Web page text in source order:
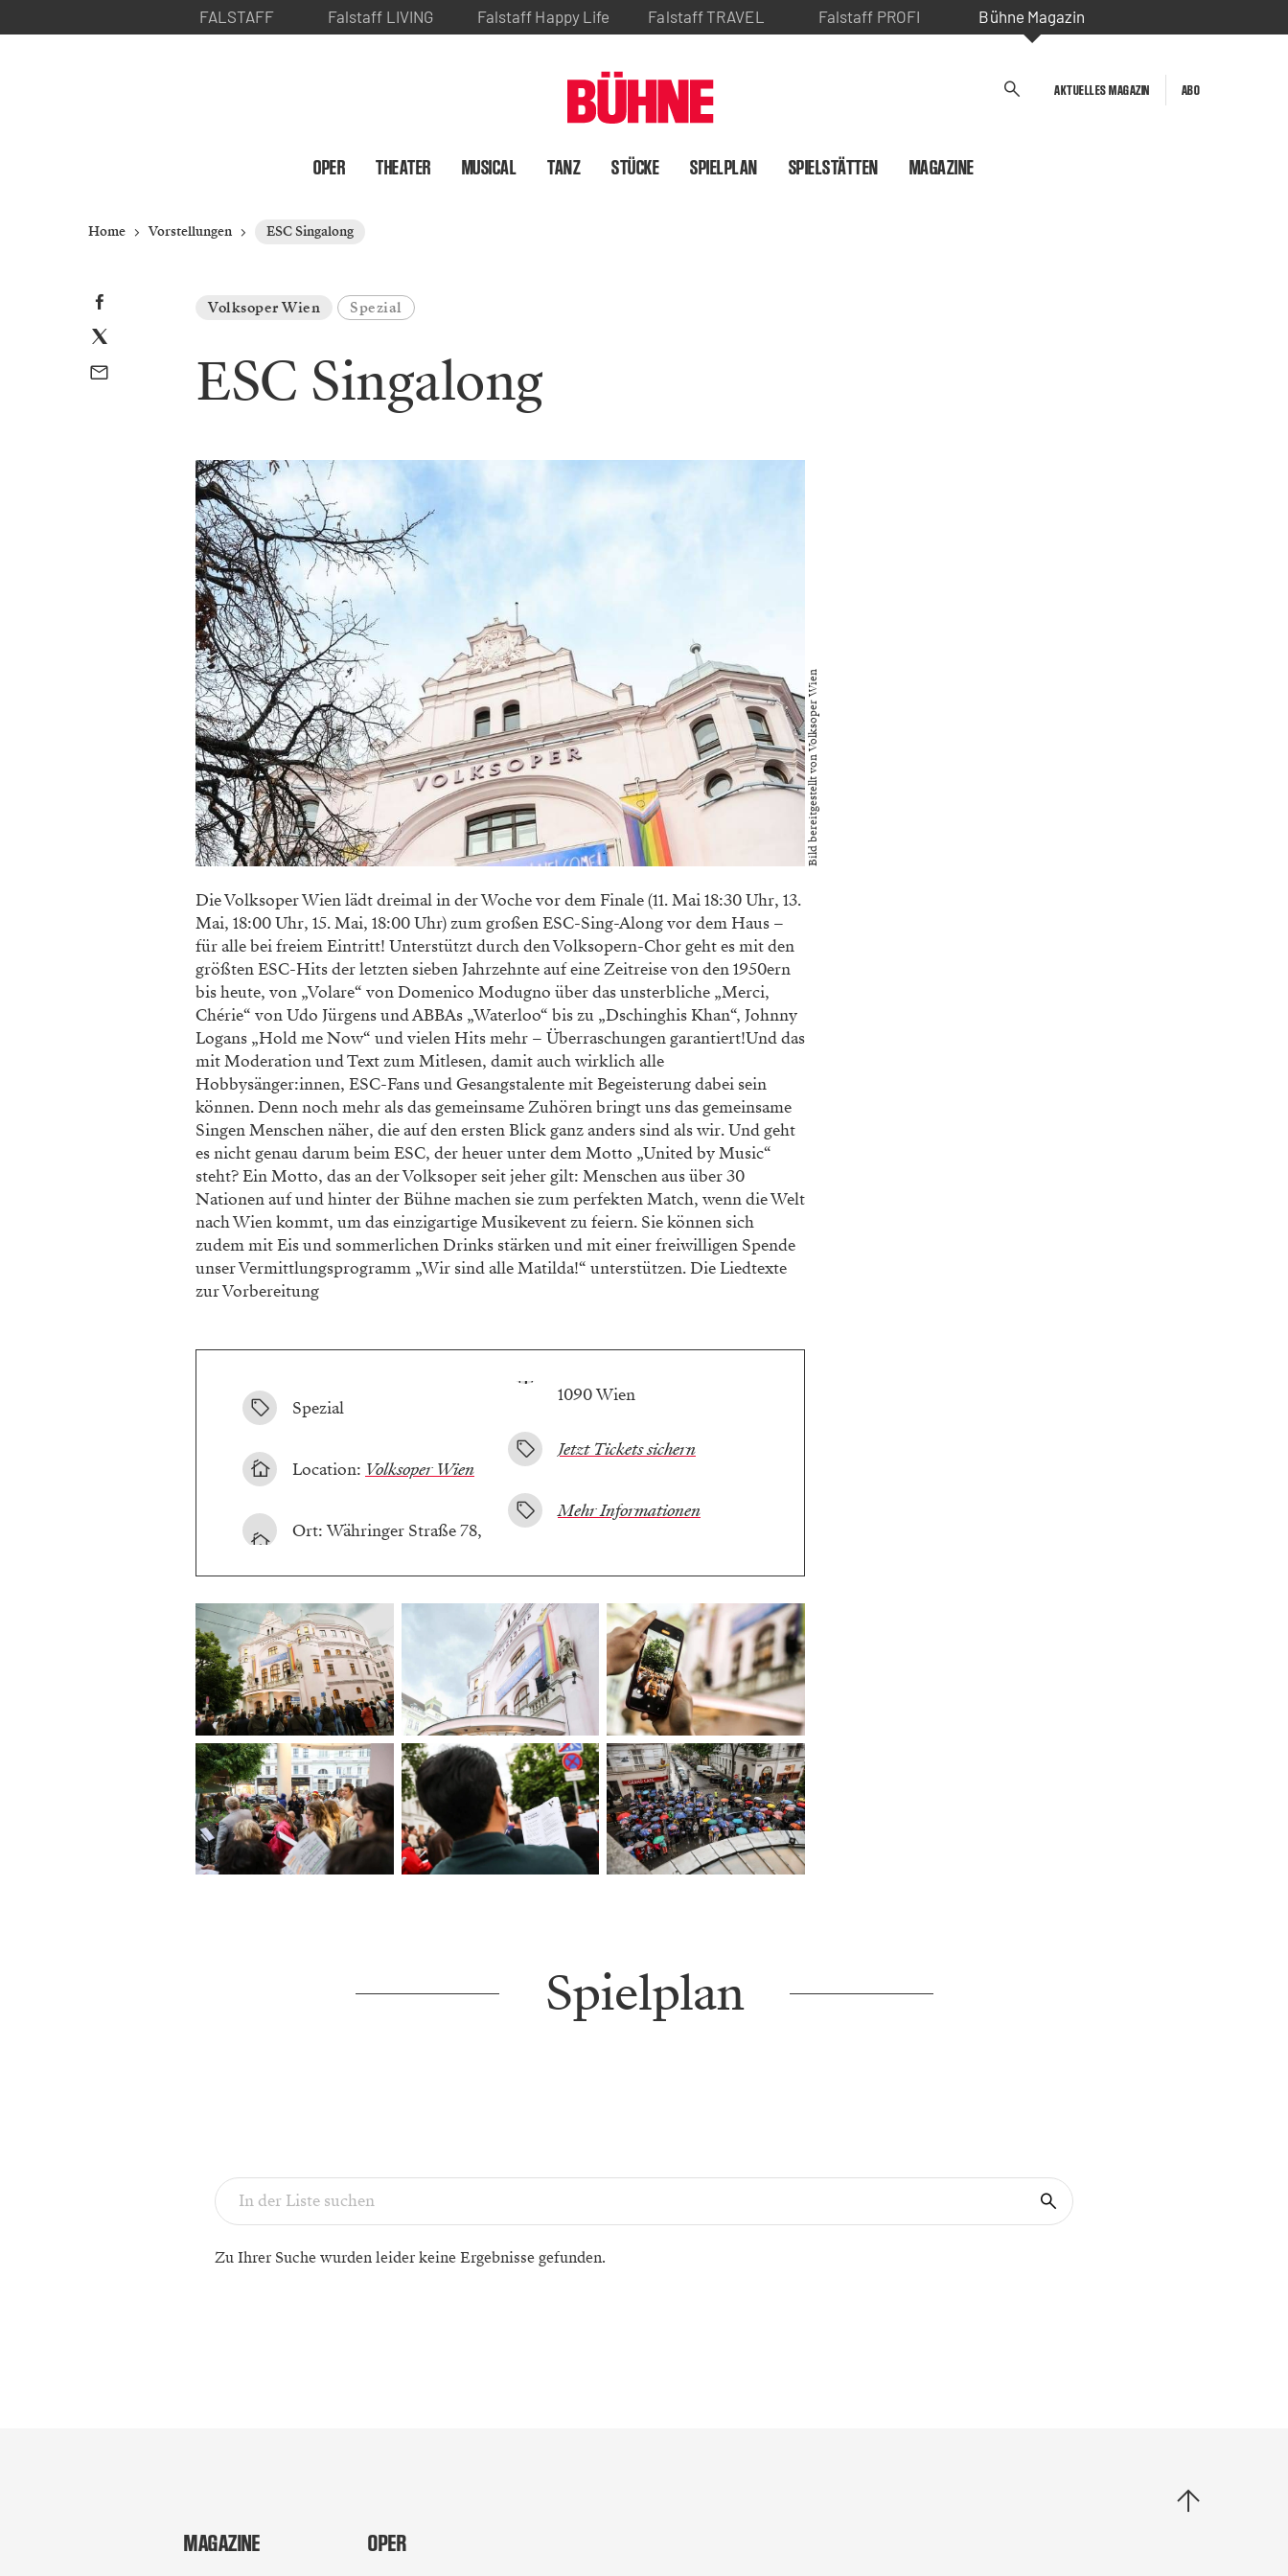
FALSTAFF Falstaff LIVING Falstaff Happy Life Falstaff TRAVEL Falstaff PROFI Bühne Magazin
AKTUELLES MAGAZIN ABO
OPER THEATER MUSICAL TANZ STÜCKE SPIELPLAN SPIELSTÄTTEN MAGAZINE
Home Vorstellungen ESC Singalong
Volksoper Wien Spezial
ESC Singalong
Bild bereitgestellt von Volksoper Wien
Die Volksoper Wien lädt dreimal in der Woche vor dem Finale (11. Mai 18:30 Uhr, 13.
Mai, 18:00 Uhr, 15. Mai, 18:00 Uhr) zum großen ESC-Sing-Along vor dem Haus –
für alle bei freiem Eintritt! Unterstützt durch den Volksopern-Chor geht es mit den
größten ESC-Hits der letzten sieben Jahrzehnte auf eine Zeitreise von den 1950ern
bis heute, von „Volare“ von Domenico Modugno über das unsterbliche „Merci,
Chérie“ von Udo Jürgens und ABBAs „Waterloo“ bis zu „Dschinghis Khan“, Johnny
Logans „Hold me Now“ und vielen Hits mehr – Überraschungen garantiert!Und das
mit Moderation und Text zum Mitlesen, damit auch wirklich alle
Hobbysänger:innen, ESC-Fans und Gesangstalente mit Begeisterung dabei sein
können. Denn noch mehr als das gemeinsame Zuhören bringt uns das gemeinsame
Singen Menschen näher, die auf den ersten Blick ganz anders sind als wir. Und geht
es nicht genau darum beim ESC, der heuer unter dem Motto „United by Music“
steht? Ein Motto, das an der Volksoper seit jeher gilt: Menschen aus über 30
Nationen auf und hinter der Bühne machen sie zum perfekten Match, wenn die Welt
nach Wien kommt, um das einzigartige Musikevent zu feiern. Sie können sich
zudem mit Eis und sommerlichen Drinks stärken und mit einer freiwilligen Spende
unser Vermittlungsprogramm „Wir sind alle Matilda!“ unterstützen. Die Liedtexte
zur Vorbereitung
Spezial
Location: Volksoper Wien
Ort: Währinger Straße 78,
1090 Wien
Jetzt Tickets sichern
Mehr Informationen
Spielplan
Zu Ihrer Suche wurden leider keine Ergebnisse gefunden.
MAGAZINE
OPER